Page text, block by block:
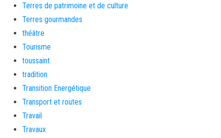
Terres de patrimoine et de culture
Terres gourmandes
théâtre
Tourisme
toussaint
tradition
Transition Energétique
Transport et routes
Travail
Travaux